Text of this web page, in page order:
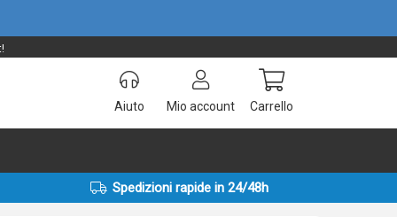
Aiuto Mio account Carrello
Spedizioni rapide in 24/48h